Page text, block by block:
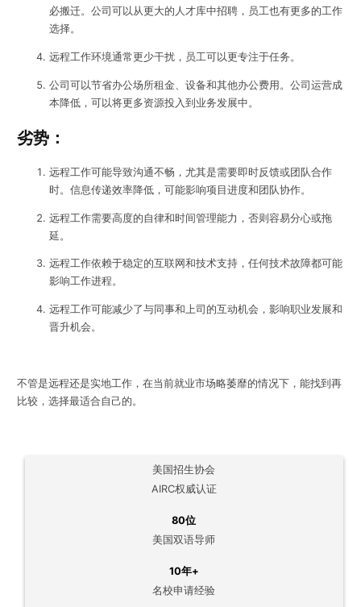
必搬迁。公司可以从更大的人才库中招聘，员工也有更多的工作
选择。
远程工作环境通常更少干扰，员工可以更专注于任务。
公司可以节省办公场所租金、设备和其他办公费用。公司运营成
本降低，可以将更多资源投入到业务发展中。
劣势：
远程工作可能导致沟通不畅，尤其是需要即时反馈或团队合作
时。信息传递效率降低，可能影响项目进度和团队协作。
远程工作需要高度的自律和时间管理能力，否则容易分心或拖
延。
远程工作依赖于稳定的互联网和技术支持，任何技术故障都可能
影响工作进程。
远程工作可能减少了与同事和上司的互动机会，影响职业发展和
晋升机会。
不管是远程还是实地工作，在当前就业市场略萎靡的情况下，能找到再
比较，选择最适合自己的。
美国招生协会
AIRC权威认证
80位
美国双语导师
10年+
名校申请经验